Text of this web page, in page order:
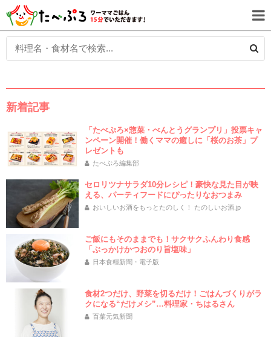
新着記事
「たべぷろ×惣菜・べんとうグランプリ」投票キャ
ンペーン開催！働くママの癒しに「桜のお茶」プ
レゼントも
たべぷろ編集部
セロリツナサラダ10分レシピ！豪快な見た目が映
える、パーティフードにぴったりなおつまみ
おいしいお酒をもっとたのしく！ たのしいお酒.jp
ご飯にもそのままでも！サクサクふんわり食感
「ぶっかけかつおのり旨塩味」
日本食糧新聞・電子版
食材2つだけ、野菜を切るだけ！ごはんづくりがラ
クになる“だけメシ”…料理家・ちはるさん
百菜元気新聞